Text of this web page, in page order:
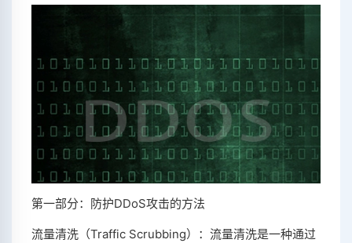
第一部分：防护DDoS攻击的方法
流量清洗（Traffic Scrubbing）：流量清洗是一种通过